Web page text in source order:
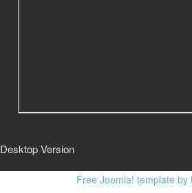
Desktop Version
Free Joomla! template by